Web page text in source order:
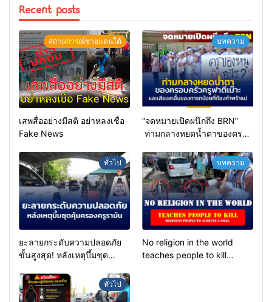
Recent posts
สถานการณ์ชายแดนใต้
เสพสื่ออย่างมีสติ อย่าหลงเชื่อ
Fake News
บทความ
“จดหมายเปิดผนึกถึง BRN”
ท่ามกลางหยดน้ำตาของครอบ
สะอื้นของทารกน้อยที่ต้อง
กำพร้าแม่
ทั่วไป
ยะลายกระดับความปลอดภัย
ขั้นสูงสุด! หลังเหตุบึ้มชุด
กรองเตือนเฝ้าระวังแกนนำสั่ง
การขยายผลโจมตี
บทความ
No religion in the world
teaches people to kill
ทั่วไป